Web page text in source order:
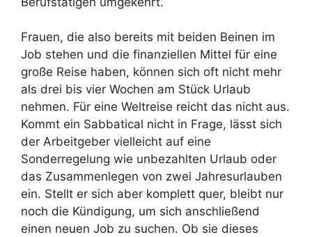
Frauen, die also bereits mit beiden Beinen im
Job stehen und die finanziellen Mittel für eine
große Reise haben, können sich oft nicht mehr
als drei bis vier Wochen am Stück Urlaub
nehmen. Für eine Weltreise reicht das nicht aus.
Kommt ein Sabbatical nicht in Frage, lässt sich
der Arbeitgeber vielleicht auf eine
Sonderregelung wie unbezahlten Urlaub oder
das Zusammenlegen von zwei Jahresurlauben
ein. Stellt er sich aber komplett quer, bleibt nur
noch die Kündigung, um sich anschließend
einen neuen Job zu suchen. Ob sie dieses